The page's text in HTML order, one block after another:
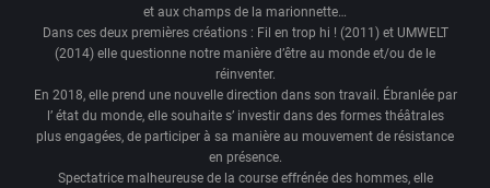
et aux champs de la marionnette…
Dans ces deux premières créations : Fil en trop hi ! (2011) et UMWELT
(2014) elle questionne notre manière d’être au monde et/ou de le
réinventer.
En 2018, elle prend une nouvelle direction dans son travail. Ébranlée par
l’ état du monde, elle souhaite s’ investir dans des formes théâtrales
plus engagées, de participer à sa manière au mouvement de résistance
en présence.
Spectatrice malheureuse de la course effrénée des hommes, elle